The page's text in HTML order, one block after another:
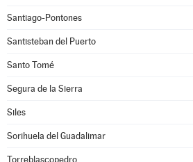
Santiago-Pontones
Santisteban del Puerto
Santo Tomé
Segura de la Sierra
Siles
Sorihuela del Guadalimar
Torreblascopedro